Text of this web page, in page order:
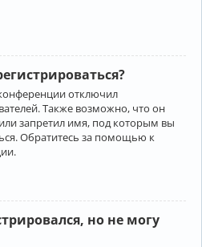
отключил
Также возможно, что он
запретил имя, под которым вы
Обратитесь за помощью к
но не могу